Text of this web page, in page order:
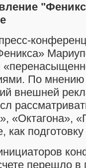
По
внешней
«Октагона»,
как
перешло в